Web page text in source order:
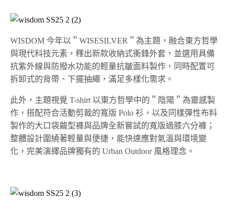
WISDOM 今年以＂WISESILVER＂為主題，融合東方哲學
與現代科技元素，釋出新款收納式衝鋒外套，並選用具備
抗紫外線與防撥水功能的輕量抗皺面料製作，同時配置可
拆卸式的背帶、下擺抽繩，滿足多樣化需求。
此外，主題視覺 T-shirt 以東方哲學中的＂陰陽＂為靈感製
作，搭配符合活動剪裁的寬版 Polo 衫，以及同樣彈性布料
製作的大口袋繭型褲與品牌全新嘗試的寬版過膝六分褲；
整體設計圍繞著輕量與便捷，能快速應對氣溫與環境變
化，完美演繹品牌獨有的 Urban Outdoor 風格理念。